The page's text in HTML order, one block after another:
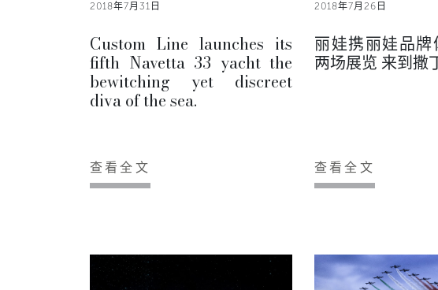
2018年7月31日
Custom Line launches its
fifth Navetta 33 yacht the
bewitching yet discreet
diva of the sea.
查看全文
2018年7月26日
丽娃携丽娃品
两场展览 来到撒
查看全文